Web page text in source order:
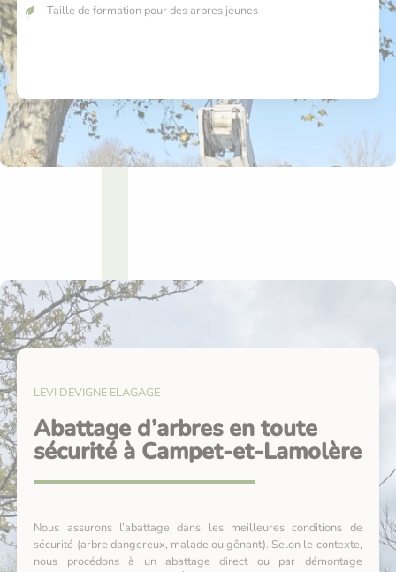
Taille de formation pour des arbres jeunes
LEVI DEVIGNE ELAGAGE
Abattage d’arbres en toute
sécurité à Campet-et-Lamolère
Nous assurons l’abattage dans les meilleures conditions de
sécurité (arbre dangereux, malade ou gênant). Selon le contexte,
nous procédons à un abattage direct ou par démontage